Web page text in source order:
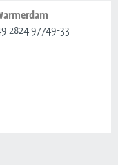
2824 97749-33